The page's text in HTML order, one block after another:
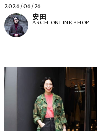
2026/06/26
安田
ARCH ONLINE SHOP